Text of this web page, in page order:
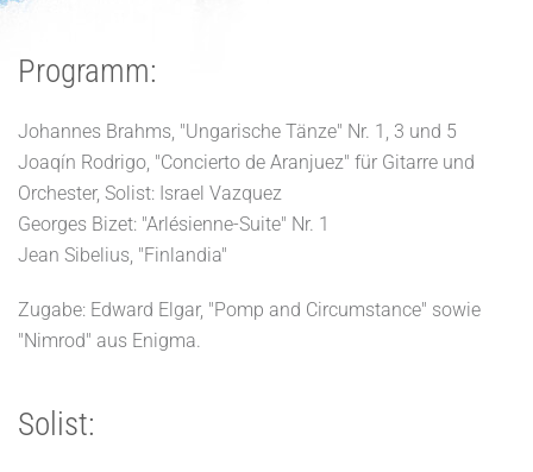
Programm:
Johannes Brahms, "Ungarische Tänze" Nr. 1, 3 und 5
Joaqín Rodrigo, "Concierto de Aranjuez" für Gitarre und
Orchester, Solist: Israel Vazquez
Georges Bizet: "Arlésienne-Suite" Nr. 1
Jean Sibelius, "Finlandia"
Zugabe: Edward Elgar, "Pomp and Circumstance" sowie
"Nimrod" aus Enigma.
Solist: